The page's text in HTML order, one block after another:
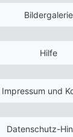
Bildergalerie
Hilfe
Impressum und
Datenschutz-